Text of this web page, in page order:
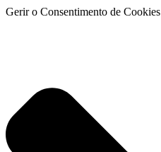
Gerir o Consentimento de Cookies